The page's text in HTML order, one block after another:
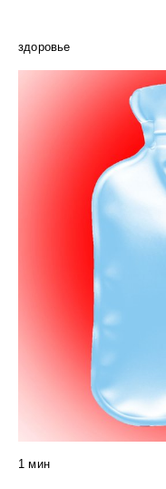
здоровье
1 мин